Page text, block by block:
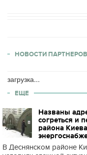
НОВОСТИ ПАРТНЕРОВ
загрузка...
ЕЩЕ
Названы
согреться и
района
В Деснянском районе